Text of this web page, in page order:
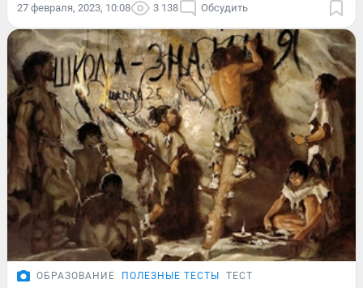
27 февраля, 2023, 10:08 3 138 Обсудить
ОБРАЗОВАНИЕ ПОЛЕЗНЫЕ ТЕСТЫ ТЕСТ